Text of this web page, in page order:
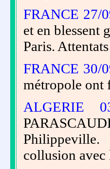
FRANCE 27/
et en blessent
Paris.
FRANCE 30/
métropole ont
ALGERIE
Philippeville.
collusion